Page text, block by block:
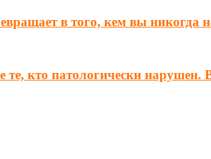
в того, кем вы никогда
кто патологически нарушен.